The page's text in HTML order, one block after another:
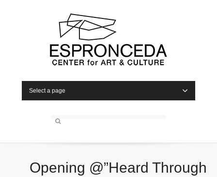
Select a page
Opening @”Heard Through